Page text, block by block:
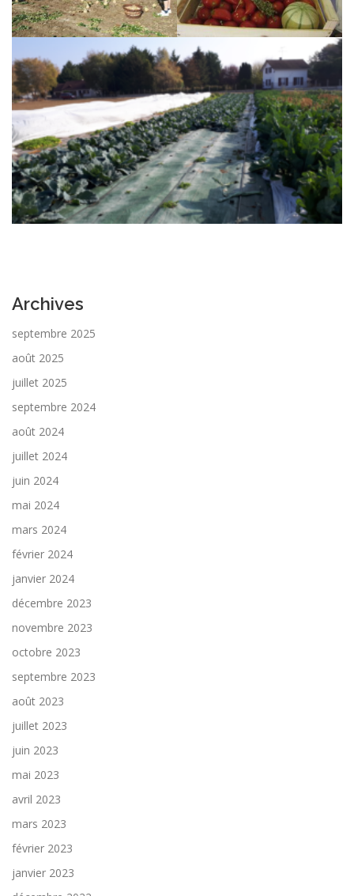
Archives
septembre 2025
août 2025
juillet 2025
septembre 2024
août 2024
juillet 2024
juin 2024
mai 2024
mars 2024
février 2024
janvier 2024
décembre 2023
novembre 2023
octobre 2023
septembre 2023
août 2023
juillet 2023
juin 2023
mai 2023
avril 2023
mars 2023
février 2023
janvier 2023